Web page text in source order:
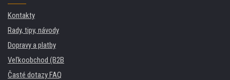
Kontakty
Rady, tipy, návody
Dopravy a platby
Veľkoobchod (B2B
Časté dotazy FAQ